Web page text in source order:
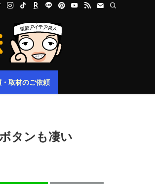
・取材のご依頼
タンも凄い